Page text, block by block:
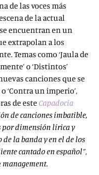
de las voces más
de la actual
encuentran en un
extrapolan a los
Temas como ‘Jaula de
o ‘Distintos’
canciones que se
o ‘Contra un imperio’,
de este Capadocia
de canciones imbatible,
por dimensión lírica y
la banda y en el de los
cantado en español”,
management.